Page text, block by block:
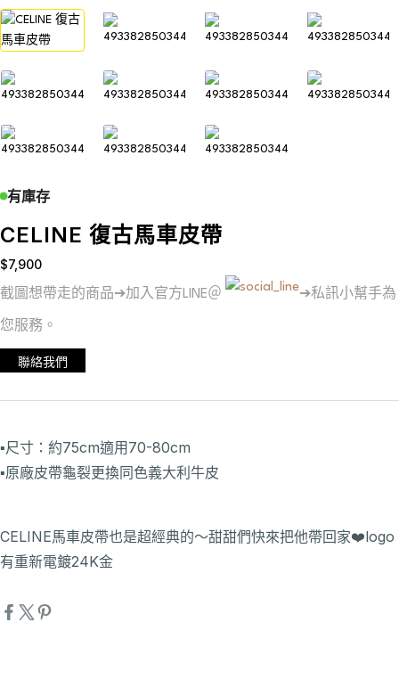
有庫存
CELINE 復古馬車皮帶
$7,900
截圖想帶走的商品➔加入官方LINE＠ ➔私訊小幫手為
您服務。
聯絡我們
▪️尺寸：約75cm適用70-80cm
▪️原廠皮帶龜裂更換同色義大利牛皮
CELINE馬車皮帶也是超經典的～甜甜們快來把他帶回家❤️logo
有重新電鍍24K金